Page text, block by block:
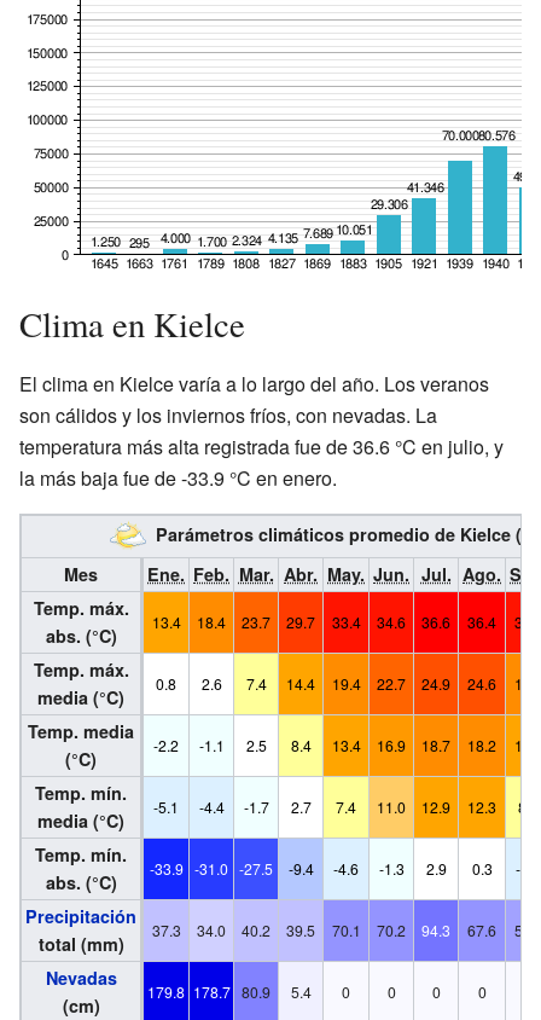
Clima en Kielce
El clima en Kielce varía a lo largo del año. Los veranos
son cálidos y los inviernos fríos, con nevadas. La
temperatura más alta registrada fue de 36.6 °C en julio, y
la más baja fue de -33.9 °C en enero.
Parámetros climáticos promedio de Kielce
Mes
Ene. Feb. Mar. Abr. May. Jun. Jul. Ago.
Temp. máx.
abs. (°C)
13.4 18.4 23.7 29.7 33.4 34.6 36.6 36.4
Temp. máx.
media (°C)
0.8 2.6 7.4 14.4 19.4 22.7 24.9 24.6
Temp. media
(°C)
-2.2 -1.1 2.5 8.4 13.4 16.9 18.7 18.2
Temp. mín.
media (°C)
-5.1 -4.4 -1.7 2.7 7.4 11.0 12.9 12.3 8.2
Temp. mín.
abs. (°C)
-33.9 -31.0 -27.5 -9.4 -4.6 -1.3 2.9 0.3 -4.5
Precipitación
total (mm)
37.3 34.0 40.2 39.5 70.1 70.2 94.3 67.6
Nevadas
(cm)
179.8 178.7 80.9 5.4 0 0 0 0